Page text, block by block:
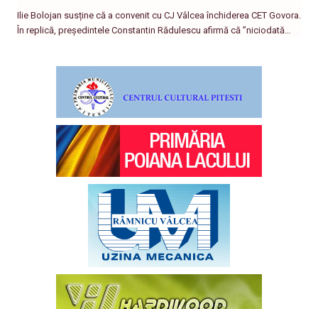
Ilie Bolojan susține că a convenit cu CJ Vâlcea închiderea CET Govora.
În replică, președintele Constantin Rădulescu afirmă că ”niciodată…